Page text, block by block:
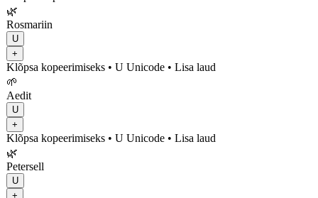
🌿
Rosmariin
U
+
Klõpsa kopeerimiseks • U Unicode • Lisa laud
🌱
Aedit
U
+
Klõpsa kopeerimiseks • U Unicode • Lisa laud
🌿
Petersell
U
+